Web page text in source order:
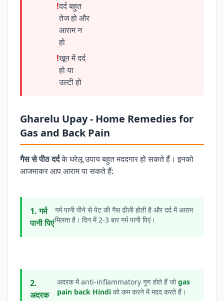
!दर्द बहुत
तेज हो और
आराम न
हो
!खून में दर्द
हो या
उल्टी हो
Gharelu Upay - Home Remedies for
Gas and Back Pain
गैस से पीठ दर्दके घरेलू उपाय बहुत मददगार हो सकते हैं। इनको
आजमाकर आप आराम पा सकते हैं:
1. गर्म
पानी पिएं
गर्म पानी पीने से पेट की गैस ढीली होती है और दर्द में आराम
मिलता है। दिन में 2-3 बार गर्म पानी पिएं।
2.
अदरक
अदरक में anti-inflammatory गुण होते हैं जोgas
pain back Hindi को कम करने में मदद करते हैं।